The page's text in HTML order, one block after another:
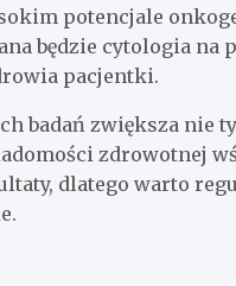
potencjale
będzie cytologia na
pacjentki.
badań zwiększa nie
zdrowotnej
dlatego warto